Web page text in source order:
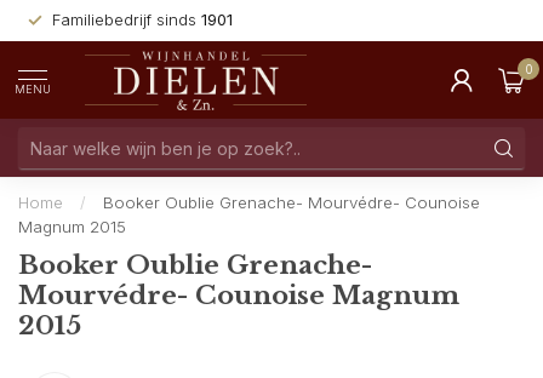
Familiebedrijf sinds 1901
MENU
0
Home /
Booker Oublie Grenache- Mourvédre- Counoise
Magnum 2015
Booker Oublie Grenache-
Mourvédre- Counoise Magnum
2015